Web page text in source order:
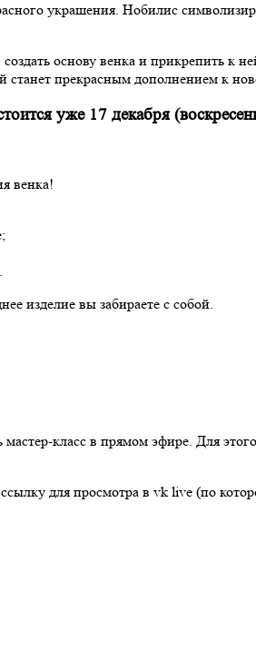
украшения. Нобилис
основу венка и прикрепить к
прекрасным дополнением к
уже 17 декабря
венка!
изделие вы забираете с собой.
класс в прямом эфире. Для
для просмотра в vk live (по